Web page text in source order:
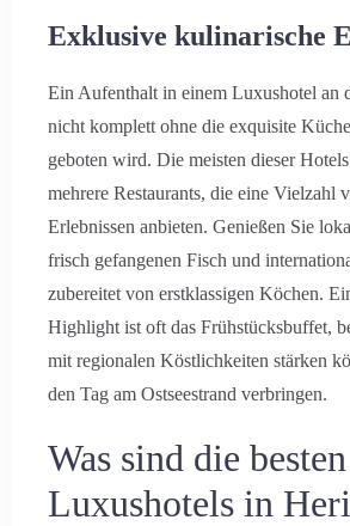
Exklusive kulinarische
Ein Aufenthalt in einem Luxushotel an
nicht komplett ohne die exquisite
geboten wird. Die meisten dieser
mehrere Restaurants, die eine Vielzahl
Erlebnissen anbieten. Genießen Sie
frisch gefangenen Fisch und
zubereitet von erstklassigen Köchen.
Highlight ist oft das Frühstücksbuffet,
mit regionalen Köstlichkeiten stärken
den Tag am Ostseestrand verbringen.
Was sind die besten
Luxushotels in
Erwachsene Kinder
Suche